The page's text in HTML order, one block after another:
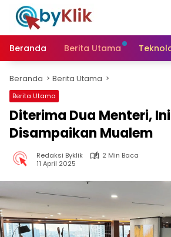
Langsung
konten
Beranda
Berita Utama
Beranda Berita Utama
Berita Utama
Diterima Dua Menteri,
Disampaikan Mualem
Redaksi Byklik
2 Min Baca
11 April 2025